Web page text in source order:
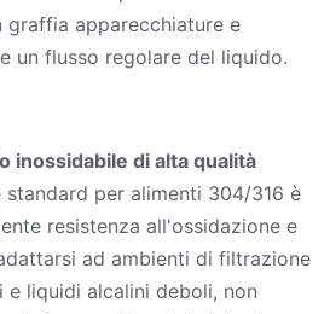
PZ (dimensioni standard in
graffia apparecchiature e
un flusso regolare del liquido.
inossidabile di alta qualità
standard per alimenti 304/316 è
resistenza all'ossidazione e
ad ambienti di filtrazione
liquidi alcalini deboli, non